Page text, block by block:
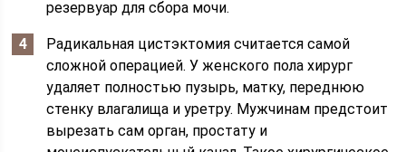
резервуар для сбора мочи.
Радикальная цистэктомия считается самой
сложной операцией. У женского пола хирург
удаляет полностью пузырь, матку, переднюю
стенку влагалища и уретру. Мужчинам предстоит
вырезать сам орган, простату и